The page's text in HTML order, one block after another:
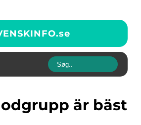
se
är bäst